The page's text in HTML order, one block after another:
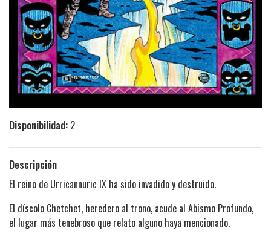
Disponibilidad: 2
Descripción
El reino de Urricannuric IX ha sido invadido y destruido.
El díscolo Chetchet, heredero al trono, acude al Abismo Profundo,
el lugar más tenebroso que relato alguno haya mencionado.